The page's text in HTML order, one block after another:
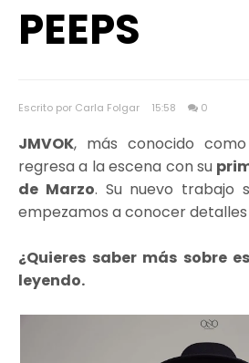
PEEPS
Escrito por Carla Folgar 15:58 0
JMVOK, más conocido como
regresa a la escena con su
de Marzo. Su nuevo trabajo
empezamos a conocer
¿Quieres saber más sobre
leyendo.